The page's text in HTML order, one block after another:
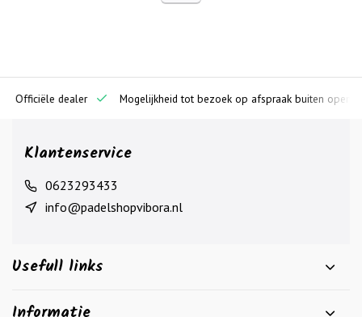
dealer Mogelijkheid tot bezoek op afspraak buiten openingstijden
Klantenservice
0623293433
info@padelshopvibora.nl
Usefull links